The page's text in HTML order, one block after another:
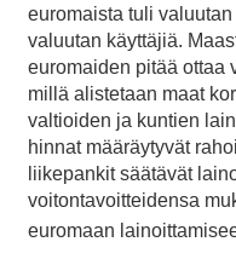
euromaista tuli
valuutan käyttäjiä.
euromaiden pitää ottaa
millä alistetaan maat
valtioiden ja kuntien
hinnat määräytyvät
liikepankit säätävät
voitontavoitteidensa
euromaan